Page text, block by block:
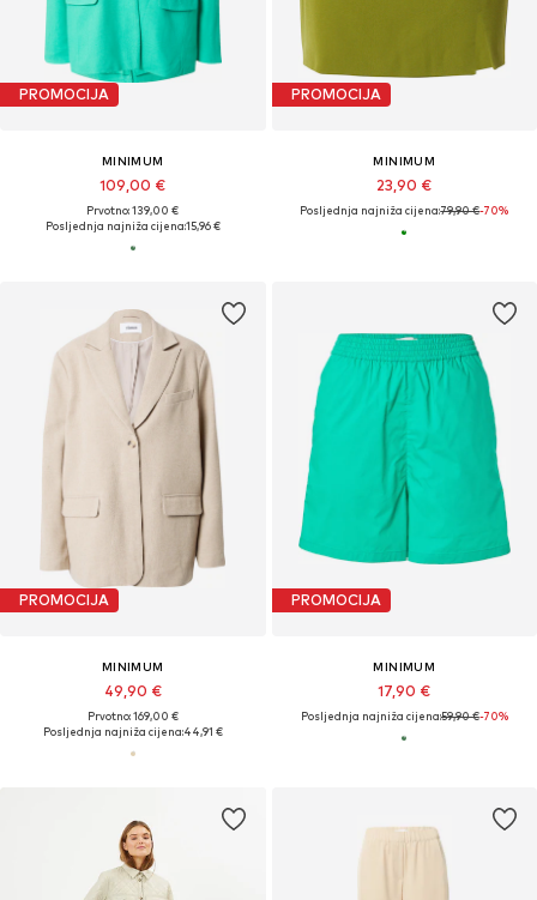
PROMOCIJA
MINIMUM
109,00 €
Prvotno: 139,00 €
Posljednja najniža cijena:15,96 €
PROMOCIJA
MINIMUM
23,90 €
Posljednja najniža cijena:79,90 €-70%
PROMOCIJA
MINIMUM
49,90 €
Prvotno: 169,00 €
Posljednja najniža cijena:44,91 €
PROMOCIJA
MINIMUM
17,90 €
Posljednja najniža cijena:59,90 €-70%